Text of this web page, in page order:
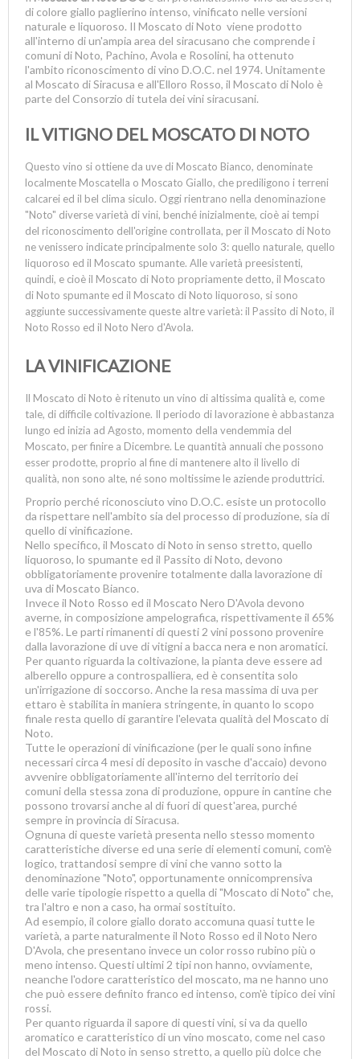
di colore giallo paglierino intenso, vinificato nelle versioni
naturale e liquoroso. Il Moscato di Noto viene prodotto
all'interno di un'ampia area del siracusano che comprende i
comuni di Noto, Pachino, Avola e Rosolini, ha ottenuto
l'ambito riconoscimento di vino D.O.C. nel 1974. Unitamente
al Moscato di Siracusa e all'Elloro Rosso, il Moscato di Nolo è
parte del Consorzio di tutela dei vini siracusani.
IL VITIGNO DEL MOSCATO DI NOTO
Questo vino si ottiene da uve di Moscato Bianco, denominate
localmente Moscatella o Moscato Giallo, che prediligono i terreni
calcarei ed il bel clima siculo. Oggi rientrano nella denominazione
"Noto" diverse varietà di vini, benché inizialmente, cioè ai tempi
del riconoscimento dell'origine controllata, per il Moscato di Noto
ne venissero indicate principalmente solo 3: quello naturale, quello
liquoroso ed il Moscato spumante. Alle varietà preesistenti,
quindi, e cioè il Moscato di Noto propriamente detto, il Moscato
di Noto spumante ed il Moscato di Noto liquoroso, si sono
aggiunte successivamente queste altre varietà: il Passito di Noto, il
Noto Rosso ed il Noto Nero d'Avola.
LA VINIFICAZIONE
Il Moscato di Noto è ritenuto un vino di altissima qualità e, come
tale, di difficile coltivazione. Il periodo di lavorazione è abbastanza
lungo ed inizia ad Agosto, momento della vendemmia del
Moscato, per finire a Dicembre. Le quantità annuali che possono
esser prodotte, proprio al fine di mantenere alto il livello di
qualità, non sono alte, né sono moltissime le aziende produttrici.
Proprio perché riconosciuto vino D.O.C. esiste un protocollo
da rispettare nell'ambito sia del processo di produzione, sia di
quello di vinificazione.
Nello specifico, il Moscato di Noto in senso stretto, quello
liquoroso, lo spumante ed il Passito di Noto, devono
obbligatoriamente provenire totalmente dalla lavorazione di
uva di Moscato Bianco.
Invece il Noto Rosso ed il Moscato Nero D'Avola devono
averne, in composizione ampelografica, rispettivamente il 65%
e l'85%. Le parti rimanenti di questi 2 vini possono provenire
dalla lavorazione di uve di vitigni a bacca nera e non aromatici.
Per quanto riguarda la coltivazione, la pianta deve essere ad
alberello oppure a controspalliera, ed è consentita solo
un'irrigazione di soccorso. Anche la resa massima di uva per
ettaro è stabilita in maniera stringente, in quanto lo scopo
finale resta quello di garantire l'elevata qualità del Moscato di
Noto.
Tutte le operazioni di vinificazione (per le quali sono infine
necessari circa 4 mesi di deposito in vasche d'accaio) devono
avvenire obbligatoriamente all'interno del territorio dei
comuni della stessa zona di produzione, oppure in cantine che
possono trovarsi anche al di fuori di quest'area, purché
sempre in provincia di Siracusa.
Ognuna di queste varietà presenta nello stesso momento
caratteristiche diverse ed una serie di elementi comuni, com'è
logico, trattandosi sempre di vini che vanno sotto la
denominazione "Noto", opportunamente onnicomprensiva
delle varie tipologie rispetto a quella di "Moscato di Noto" che,
tra l'altro e non a caso, ha ormai sostituito.
Ad esempio, il colore giallo dorato accomuna quasi tutte le
varietà, a parte naturalmente il Noto Rosso ed il Noto Nero
D'Avola, che presentano invece un color rosso rubino più o
meno intenso. Questi ultimi 2 tipi non hanno, ovviamente,
neanche l'odore caratteristico del moscato, ma ne hanno uno
che può essere definito franco ed intenso, com'è tipico dei vini
rossi.
Per quanto riguarda il sapore di questi vini, si va da quello
aromatico e caratteristico di un vino moscato, come nel caso
del Moscato di Noto in senso stretto, a quello più dolce che